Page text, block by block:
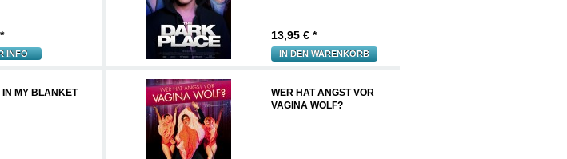
INFO
13,95 € *
IN DEN WARENKORB
IN MY BLANKET
WER HAT ANGST VOR
VAGINA WOLF?